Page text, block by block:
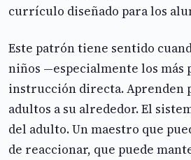
currículo diseñado para los
Este patrón tiene sentido
niños —especialmente los más
instrucción directa. Aprenden
adultos a su alrededor. El
del adulto. Un maestro que
de reaccionar, que puede